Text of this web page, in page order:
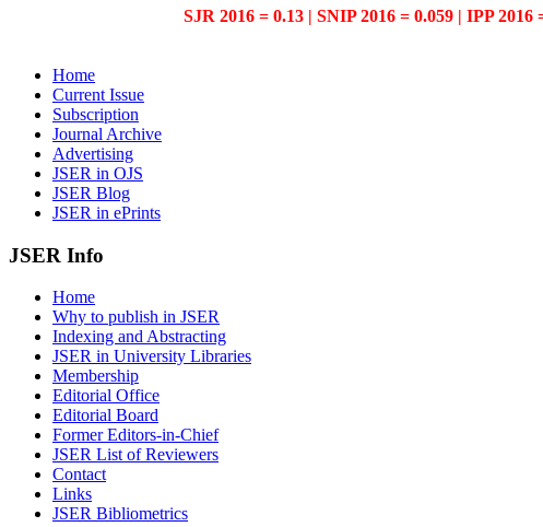
SJR 2016 = 0.13 | SNIP 2016 = 0.059 | IPP
Home
Current Issue
Subscription
Journal Archive
Advertising
JSER in OJS
JSER Blog
JSER in ePrints
JSER Info
Home
Why to publish in JSER
Indexing and Abstracting
JSER in University Libraries
Membership
Editorial Office
Editorial Board
Former Editors-in-Chief
JSER List of Reviewers
Contact
Links
JSER Bibliometrics